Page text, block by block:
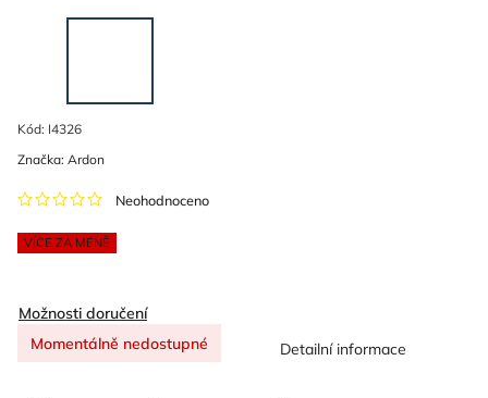
Kód: I4326
VÍCE ZA MÉNĚ
Neohodnoceno
Značka: Ardon
Možnosti doručení
Momentálně nedostupné
Detailní informace